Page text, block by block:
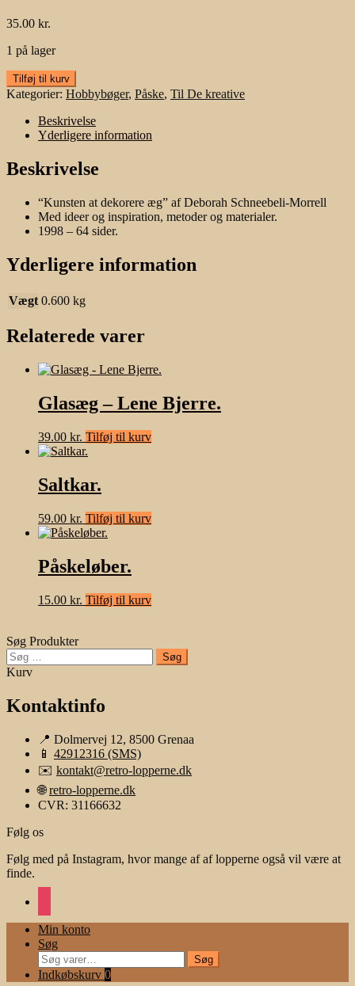
35.00 kr.
1 på lager
"Kunsten
at
dekorere
æg"
antal
Tilføj til kurv
Kategorier: Hobbybøger, Påske, Til De kreative
Beskrivelse
Yderligere information
Beskrivelse
“Kunsten at dekorere æg” af Deborah Schneebeli-Morrell
Med ideer og inspiration, metoder og materialer.
1998 – 64 sider.
Yderligere information
Vægt 0.600 kg
Relaterede varer
Glasæg – Lene Bjerre.
39.00 kr. Tilføj til kurv
Saltkar.
59.00 kr. Tilføj til kurv
Påskeløber.
15.00 kr. Tilføj til kurv
Søg Produkter
Søg
efter:
Kurv
Kontaktinfo
📍 Dolmervej 12, 8500 Grenaa
📱 42912316 (SMS)
✉️ kontakt@retro-lopperne.dk
🌐retro-lopperne.dk
CVR: 31166632
Følg os
Følg med på Instagram, hvor mange af af lopperne også vil være at
finde.
Min konto
Søg
Søg
efter:
Søg
Indkøbskurv 0